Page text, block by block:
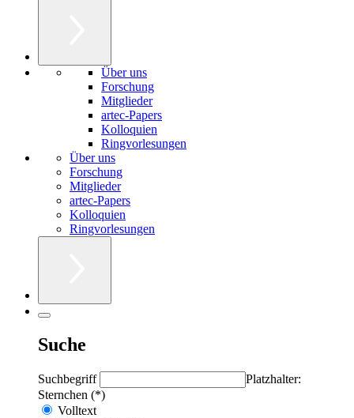
Über uns
Forschung
Mitglieder
artec-Papers
Kolloquien
Ringvorlesungen
Über uns
Forschung
Mitglieder
artec-Papers
Kolloquien
Ringvorlesungen
Suche
Suchbegriff
Platzhalter:
Sternchen (*)
Volltext